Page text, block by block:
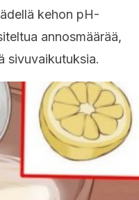
kehon pH-
annosmäärää,
sivuvaikutuksia.